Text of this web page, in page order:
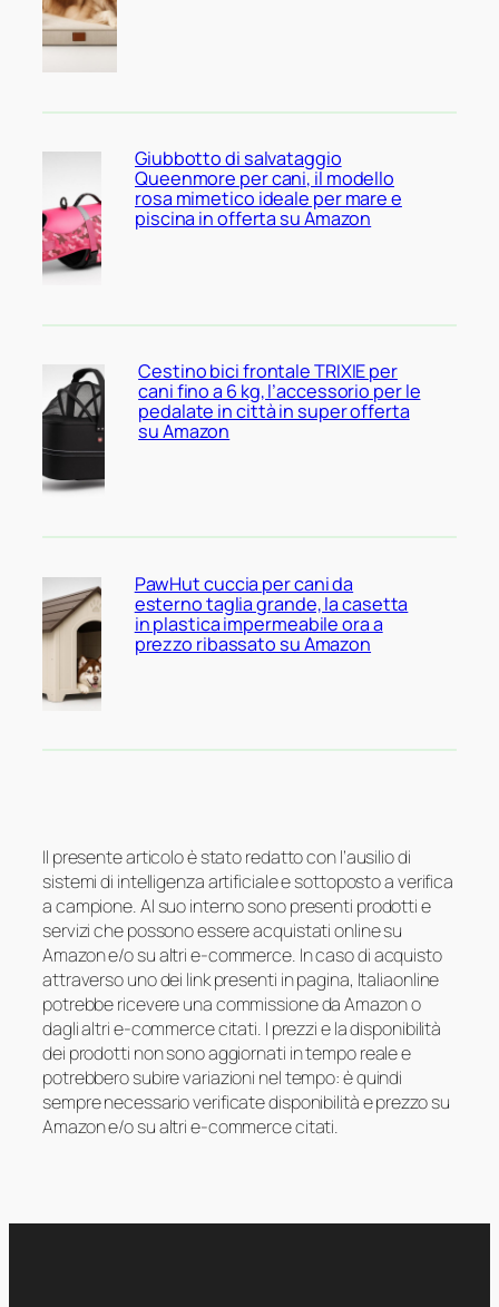
Giubbotto di salvataggio
Queenmore per cani, il modello
rosa mimetico ideale per mare e
piscina in offerta su Amazon
Cestino bici frontale TRIXIE per
cani fino a 6 kg, l’accessorio per le
pedalate in città in super offerta
su Amazon
PawHut cuccia per cani da
esterno taglia grande, la casetta
in plastica impermeabile ora a
prezzo ribassato su Amazon
Il presente articolo è stato redatto con l’ausilio di
sistemi di intelligenza artificiale e sottoposto a verifica
a campione. Al suo interno sono presenti prodotti e
servizi che possono essere acquistati online su
Amazon e/o su altri e-commerce. In caso di acquisto
attraverso uno dei link presenti in pagina, Italiaonline
potrebbe ricevere una commissione da Amazon o
dagli altri e-commerce citati. I prezzi e la disponibilità
dei prodotti non sono aggiornati in tempo reale e
potrebbero subire variazioni nel tempo: è quindi
sempre necessario verificate disponibilità e prezzo su
Amazon e/o su altri e-commerce citati.